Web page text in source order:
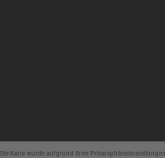
Die Karte wurde aufgrund Ihrer